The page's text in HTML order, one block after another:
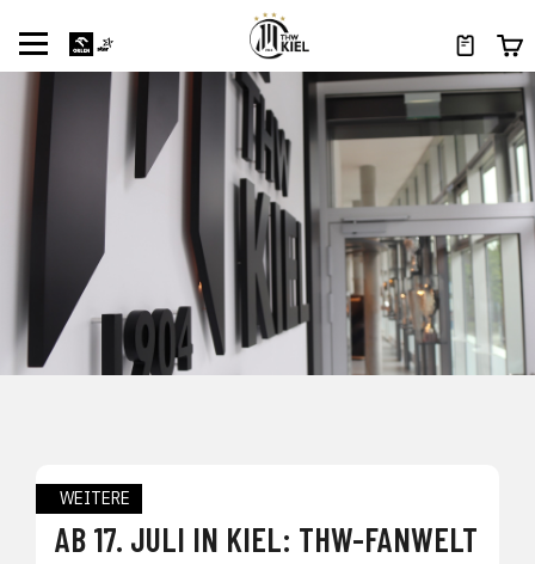
WEITERE
AB 17. JULI IN KIEL: THW-FANWELT